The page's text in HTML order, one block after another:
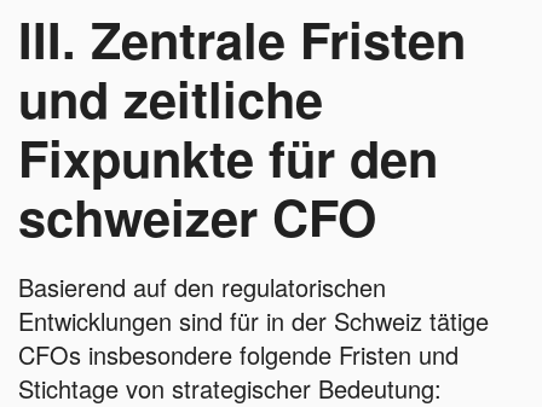
III. Zentrale Fristen
und zeitliche
Fixpunkte für den
schweizer CFO
Basierend auf den regulatorischen
Entwicklungen sind für in der Schweiz tätige
CFOs insbesondere folgende Fristen und
Stichtage von strategischer Bedeutung: